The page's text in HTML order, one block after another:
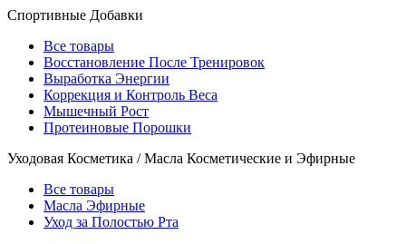
Спортивные Добавки
Все товары
Восстановление После Тренировок
Выработка Энергии
Коррекция и Контроль Веса
Мышечный Рост
Протеиновые Порошки
Уходовая Косметика / Масла Косметические и Эфирные
Все товары
Масла Эфирные
Уход за Полостью Рта